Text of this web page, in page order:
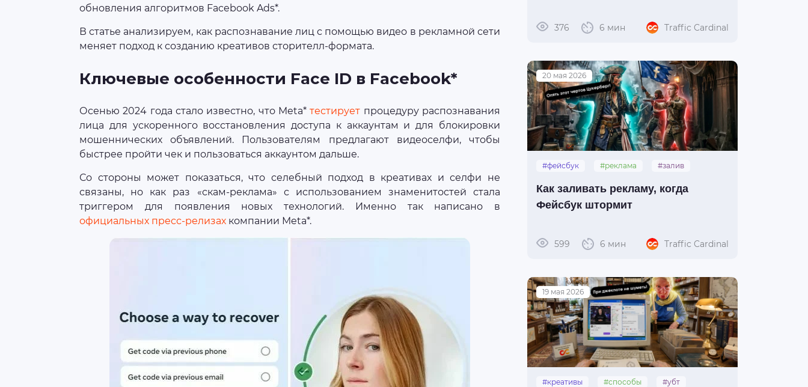
обновления алгоритмов Facebook Ads*.
В статье анализируем, как распознавание лиц с помощью видео в рекламной сети
меняет подход к созданию креативов сторителл-формата.
Ключевые особенности Face ID в Facebook*
Осенью 2024 года стало известно, что Meta*тестирует процедуру распознавания
лица для ускоренного восстановления доступа к аккаунтам и для блокировки
мошеннических объявлений. Пользователям предлагают видеоселфи, чтобы
быстрее пройти чек и пользоваться аккаунтом дальше.
Со стороны может показаться, что селебный подход в креативах и селфи не
связаны, но как раз «скам-реклама» с использованием знаменитостей стала
триггером для появления новых технологий. Именно так написано в
официальных пресс-релизах компании Meta*.
376 6 мин Traffic Cardinal
20 мая 2026
#фейсбук #реклама
#залив
Как заливать рекламу, когда
Фейсбук штормит
599 6 мин Traffic Cardinal
19 мая 2026
#креативы #способы
#убт